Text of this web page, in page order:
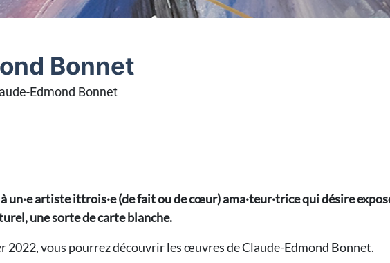
Bonnet
Edmond Bonnet
un·e artiste ittrois·e (de fait ou de cœur) ama·teur·trice qui désire
une sorte de carte blanche.
2022, vous pourrez découvrir les œuvres de Claude-Edmond Bonnet.